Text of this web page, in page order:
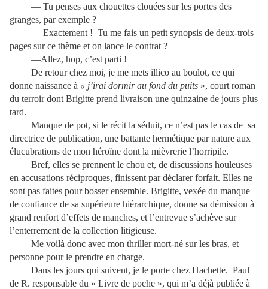
— Tu penses aux chouettes clouées sur les portes des
granges, par exemple ?
— Exactement ! Tu me fais un petit synopsis de deux-trois
pages sur ce thème et on lance le contrat ?
—Allez, hop, c’est parti !
De retour chez moi, je me mets illico au boulot, ce qui
donne naissance à « j’irai dormir au fond du puits », court roman
du terroir dont Brigitte prend livraison une quinzaine de jours plus
tard.
Manque de pot, si le récit la séduit, ce n’est pas le cas de sa
directrice de publication, une battante hermétique par nature aux
élucubrations de mon héroïne dont la mièvrerie l’horripile.
Bref, elles se prennent le chou et, de discussions houleuses
en accusations réciproques, finissent par déclarer forfait. Elles ne
sont pas faites pour bosser ensemble. Brigitte, vexée du manque
de confiance de sa supérieure hiérarchique, donne sa démission à
grand renfort d’effets de manches, et l’entrevue s’achève sur
l’enterrement de la collection litigieuse.
Me voilà donc avec mon thriller mort-né sur les bras, et
personne pour le prendre en charge.
Dans les jours qui suivent, je le porte chez Hachette. Paul
de R. responsable du « Livre de poche », qui m’a déjà publiée à